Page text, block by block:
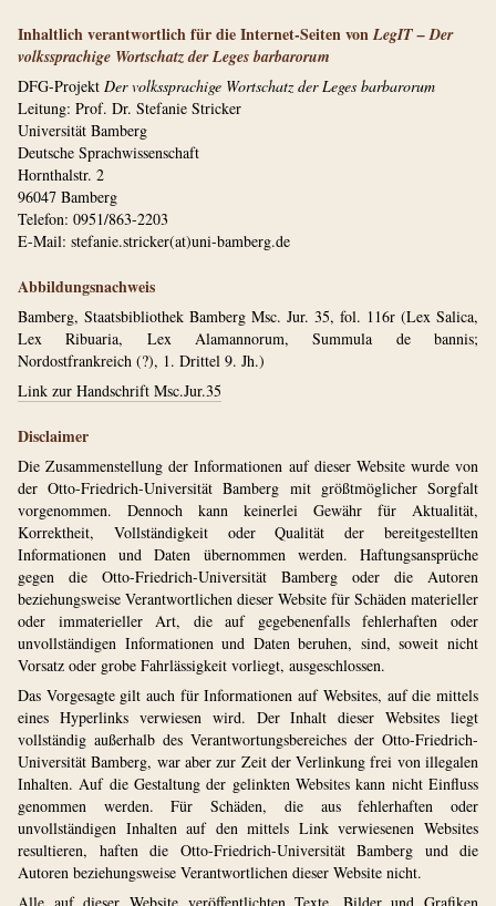
Inhaltlich verantwortlich für die Internet-Seiten vonLegIT – Der
volkssprachige Wortschatz der Leges barbarorum
DFG-Projekt Der volkssprachige­ Wortschatz­ der Leges bar­ba­ro­rum
Leitung: Prof. Dr. Stefanie Stricker
Universität Bamberg
Deutsche Sprachwissenschaft
Hornthalstr. 2
96047 Bamberg
Telefon: 0951/863-2203
E-Mail: stefanie.stricker(at)uni-bamberg.de
Abbildungsnachweis
Bamberg, Staatsbibliothek Bamberg Msc. Jur. 35, fol. 116r (Lex Salica,
Lex Ribuaria, Lex Alamannorum, Summula de bannis;
Nordostfrankreich (?), 1. Drittel 9. Jh.)
Link zur Handschrift Msc.Jur.35
Disclaimer
Die Zusammenstellung der Informationen auf dieser Website wurde von
der Otto-Friedrich-Universität Bamberg mit größtmöglicher Sorgfalt
vorgenommen. Dennoch kann keinerlei Gewähr für Aktualität,
Korrektheit, Vollständigkeit oder Qualität der bereitgestellten
Informationen und Daten übernommen werden. Haftungsansprüche
gegen die Otto-Friedrich-Universität Bamberg oder die Autoren
beziehungsweise Verantwortlichen dieser Website für Schäden materieller
oder immaterieller Art, die auf gegebenenfalls fehlerhaften oder
unvollständigen In­for­ma­tio­nen und Daten beruhen, sind, soweit nicht
Vorsatz oder grobe Fahrlässigkeit vorliegt, ausgeschlossen.
Das Vorgesagte gilt auch für Informationen auf Websites, auf die mittels
eines Hyperlinks verwiesen wird. Der Inhalt dieser Websites liegt
vollständig außerhalb des Verantwortungsbereiches der Otto-Friedrich-
Universität Bamberg, war aber zur Zeit der Verlinkung frei von illegalen
Inhalten. Auf die Gestaltung der gelinkten Websites kann nicht Einfluss
genommen werden. Für Schäden, die aus fehlerhaften oder
unvollständigen Inhalten auf den mittels Link verwiesenen Websites
resultieren, haften die Otto-Friedrich-Universität Bamberg und die
Autoren be­zie­hungs­wei­se Verantwortlichen dieser Website nicht.